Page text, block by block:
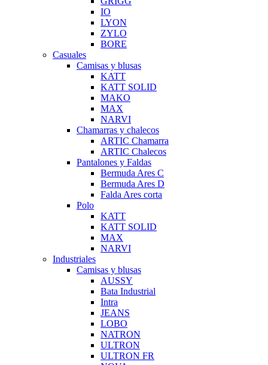
IO
LYON
ZYLO
BORE
Casuales
Camisas y blusas
KATT
KATT SOLID
MAKO
MAX
NARVI
Chamarras y chalecos
ARTIC Chamarra
ARTIC Chalecos
Pantalones y Faldas
Bermuda Ares C
Bermuda Ares D
Falda Ares corta
Polo
KATT
KATT SOLID
MAX
NARVI
Industriales
Camisas y blusas
AUSSY
Bata Industrial
Intra
JEANS
LOBO
NATRON
ULTRON
ULTRON FR